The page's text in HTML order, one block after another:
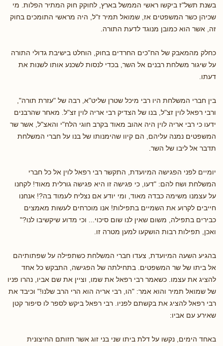
בשנת תשל"ז ביקשו ראשי הממשל בארץ, לחוקק חוק המתיר הפלות. מי
שכיהן כשר המשפטים אז, שמואל תמיר ז"ל, היה מראשי התומכים בחוק
זה, אשר הוא כמובן מנוגד לדעת התורה.
כחלק מהמאבק של הח"כים החרדים בחוק, הוחלט בישיבת גדולי התורה
על שיגור משלחת רבנים אל השר, בכדי לנסות לשכנע אותו לשנות את
דעתו.
בין חברי המשלחת היו רבי מיכל שטרן שליט"א, רבה של "עזרת תורה",
ורבי רפאל לוין זצ"ל, בנו של הצדיק רבי אריה לוין זצ"ל. מאחר שהרבנים
ידעו כי רבי אריה לוין היה אהוב מאוד בקרב חוגי הלח"י והאצ"ל, אשר שר
המשפטים נמנה עליהם, הם קיוו שהימנותו של בנו על חברי המשלחת
תדבר אל ליבו של השר.
יומיים לפני הפגישה המיועדת, התקשר רבי רפאל לוין אל כל חברי
המשלחת ושח להם: "דעו, כי פגישה זו היא פגישה גורלית מאוד! לקחנו
על עצמנו משימה כבדה מאוד, ומי יודע אם נצליח לעמוד בה?! אנחנו
חייבים לקרוע את השמיים בתפילות! אנו מוכרחים לעשות מאמצים
כבירים בתפילה, משום שאין לנו שום סיכוי... וכי מדוע שיקשיבו לנו?"
ואכן, תפילות רבות הושקעו למען מטרה זו.
בהגיע השעה המיועדת, צעדו חברי המשלחת כשתפילה על שפתותיהם
אל ביתו של שר המשפטים. בתחילתה של הפגישה, התבקש כל אחד
להציג את עצמו. כשאמר רבי רפאל את שמו, וציין את שם אביו, נהרו פניו
של שמואל תמיר והוא אמר: "הו, רבי אריה הוא הרי הרב שלנו!" וכיבד את
רבי רפאל להציג את בקשתם לפניו. רבי רפאל ביקש לספר לו סיפור קטן
שאירע עם אביו:
באחד הימים, נקשו על דלת ביתו שני בני זוג אשר חזותם החיצונית